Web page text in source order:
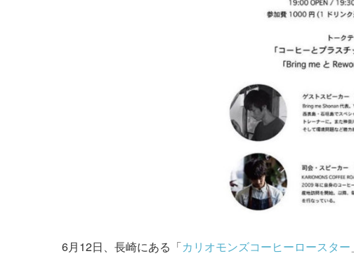
6月12日、長崎にある「カリオモンズコーヒーロースター